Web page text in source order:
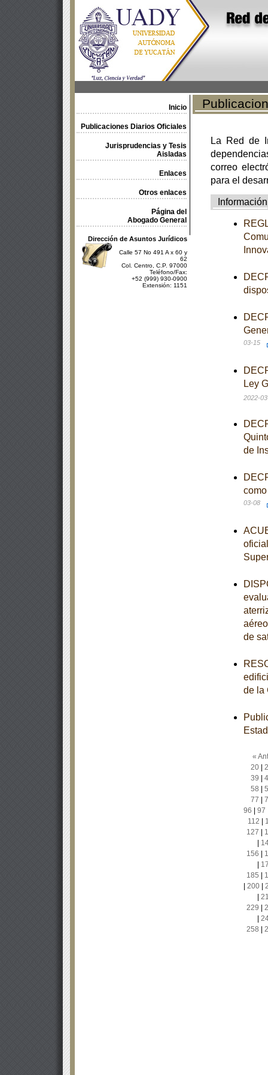
Inicio
Publicaciones Diarios Oficiales
Jurisprudencias y Tesis
Aisladas
Enlaces
Otros enlaces
Página del
Abogado General
Dirección de Asuntos Jurídicos
Calle 57 No 491 A x 60 y
62
Col. Centro, C.P. 97000
Teléfono/Fax:
+52 (999) 930-0900
Extensión: 1151
La Red de
correo
para el
Información
03-15
Ley
2022-
de
03-08
de
de la
«
20|
39
58
77
96
97
112
127
156
185
200|
229
258